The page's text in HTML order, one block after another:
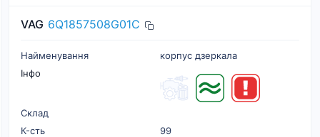
VAG 6Q1857508G01C
Найменування
корпус дзеркала
Інфо
Склад
К-cть
99